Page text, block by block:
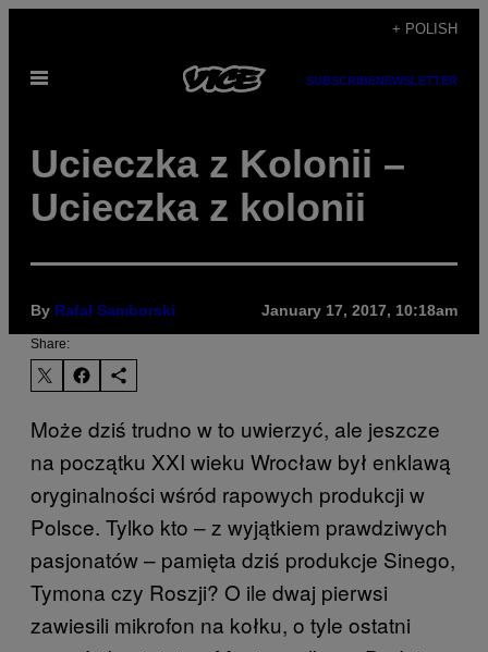
content
+ POLISH
Open
SUBSCRIBENEWSLETTER
Ucieczka z Kolonii –
Ucieczka z kolonii
By Rafał Samborski January 17, 2017, 10:18am
Share:
Może dziś trudno w to uwierzyć, ale jeszcze
na początku XXI wieku Wrocław był enklawą
oryginalności wśród rapowych produkcji w
Polsce. Tylko kto – z wyjątkiem prawdziwych
pasjonatów – pamięta dziś produkcje Sinego,
Tymona czy Roszji? O ile dwaj pierwsi
zawiesili mikrofon na kołku, o tyle ostatni